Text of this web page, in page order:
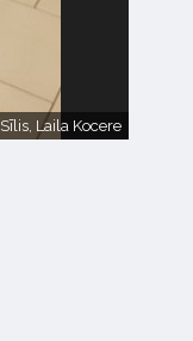
Laila Kocere